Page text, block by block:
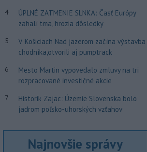
4
ÚPLNÉ ZATMENIE SLNKA: Časť Európy
zahalí tma, hrozia dôsledky
5
V Košiciach Nad jazerom začína výstavba
chodníka,otvorili aj pumptrack
6
Mesto Martin vypovedalo zmluvy na tri
rozpracované investičné akcie
7
Historik Zajac: Územie Slovenska bolo
jadrom poľsko-uhorských vzťahov
Najnovšie správy